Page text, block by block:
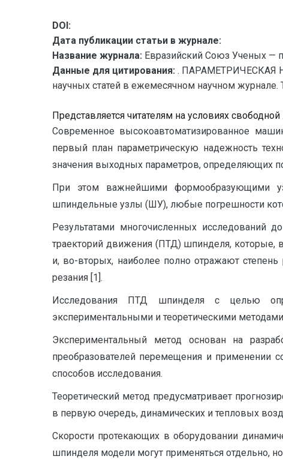
DOI:
Дата публикации статьи в журнале:
Название журнала: Евразийский Союз Ученых —
Данные для цитирования: . ПАРАМЕТРИЧЕСКАЯ
научных статей в ежемесячном научном журнале.
Представляется читателям на условиях
Современное высокоавтоматизированное
первый план параметрическую надежность
значения выходных параметров, определяющих
При этом важнейшими формообразующими
шпиндельные узлы (ШУ), любые по­грешности
Результатами многочисленных исследований
траекторий движения (ПТД) шпинделя, которые,
и, во-вторых, наиболее полно отражают
резания [1].
Исследования ПТД шпинделя с целью
экспериментальными и теоретическими
Экспериментальный метод основан на
преобразователей перемещения и применении
способов исследования.
Теоретический метод предусматривает
в первую очередь, динамических и тепловых
Скорости протекающих в оборудовании
шпинделя модели могут применяться отдельно,